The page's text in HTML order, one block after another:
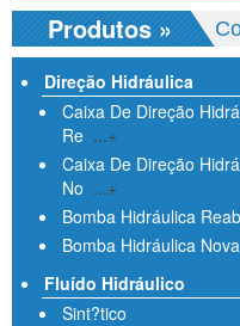
Direção Hidráulica
Caixa De Direção
Re ...+
Caixa De Direção
No ...+
Bomba Hidráulica
Bomba Hidráulica Nova
Fluído Hidráulico
Sint?tico
Produtos »